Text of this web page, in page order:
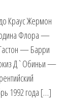
Краус Жермон
Флора —
— Барри
Д`Обиньи —
1992 года […]